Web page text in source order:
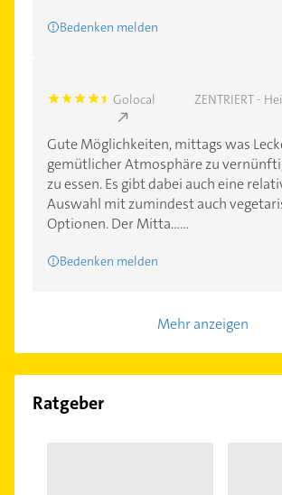
Bedenken melden
5.0 Golocal
ZENTRIERT -
Gute Möglichkeiten, mittags was
gemütlicher Atmosphäre zu
zu essen. Es gibt dabei auch eine
Auswahl mit zumindest auch
Optionen. Der Mitta......
Bedenken melden
Mehr anzeigen
Ratgeber